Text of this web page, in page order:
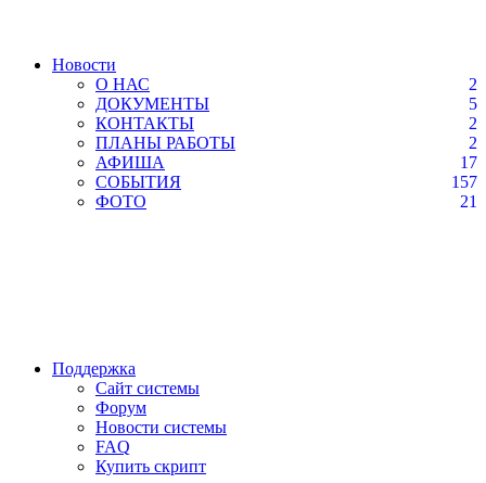
Новости
О НАС
2
ДОКУМЕНТЫ
5
КОНТАКТЫ
2
ПЛАНЫ РАБОТЫ
2
АФИША
17
СОБЫТИЯ
157
ФОТО
21
Поддержка
Сайт системы
Форум
Новости системы
FAQ
Купить скрипт